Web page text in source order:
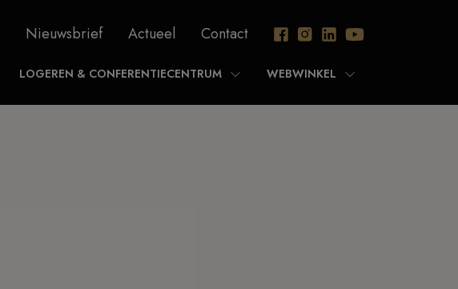
Nieuwsbrief Actueel Contact
LOGEREN & CONFERENTIECENTRUM WEBWINKEL